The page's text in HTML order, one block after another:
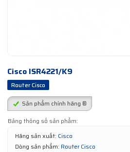
Cisco ISR4221/K9
Router Cisco
Sản phẩm chính hãng ®
Bảng thông số sản phẩm:
Hãng sản xuất: Cisco
Dòng sản phẩm: Router Cisco